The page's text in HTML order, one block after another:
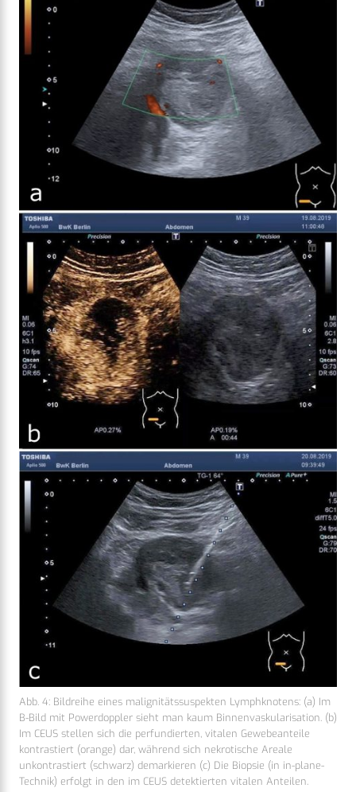
Abb. 4: Bildreihe eines malignitätssuspekten Lymphknotens: (a) Im
B-Bild mit Powerdoppler sieht man kaum Binnenvaskularisation. (b)
Im CEUS stellen sich die perfundierten, vitalen Gewebeanteile
kontrastiert (orange) dar, während sich nekrotische Areale
unkontrastiert (schwarz) demarkieren (c) Die Biopsie (in in-plane-
Technik) erfolgt in den im CEUS detektierten vitalen Anteilen.